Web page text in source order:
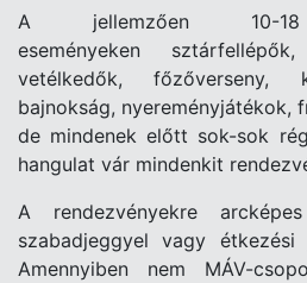
A jellemzően 10-
eseményeken
vetélkedők, főzőverseny,
bajnokság, nyereményjátékok,
de mindenek előtt sok-sok
hangulat vár mindenkit
A rendezvényekre
szabadjeggyel vagy
Amennyiben nem MÁV-